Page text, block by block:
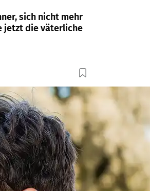
sich nicht mehr
jetzt die väterliche